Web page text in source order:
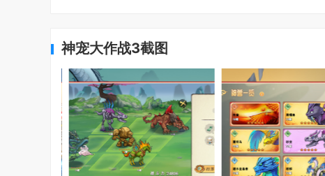
神宠大作战3截图